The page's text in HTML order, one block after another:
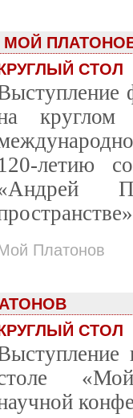
МОЙ
СТОЛ
летию
Платонов
СТОЛ
«Мой